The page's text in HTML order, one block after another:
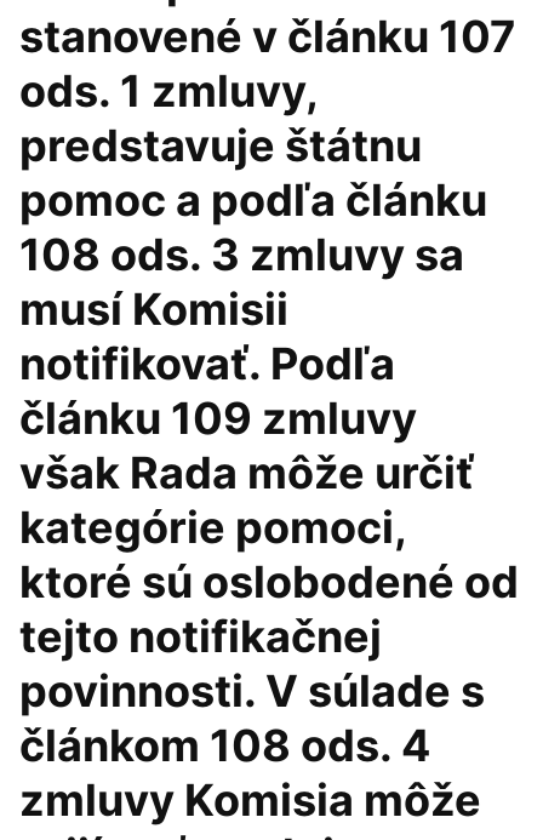
stanovené v článku 107
ods. 1 zmluvy,
predstavuje štátnu
pomoc a podľa článku
108 ods. 3 zmluvy sa
musí Komisii
notifikovať. Podľa
článku 109 zmluvy
však Rada môže určiť
kategórie pomoci,
ktoré sú oslobodené od
tejto notifikačnej
povinnosti. V súlade s
článkom 108 ods. 4
zmluvy Komisia môže